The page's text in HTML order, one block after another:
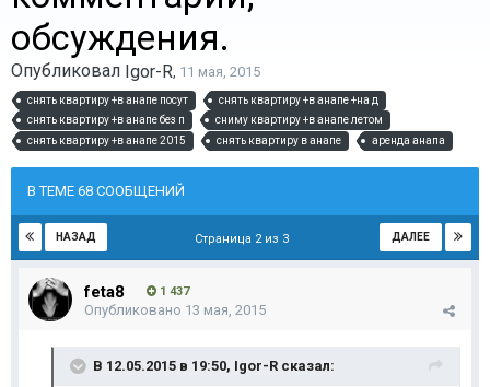
обсуждения.
Опубликовал Igor-R, 11 мая, 2015
снять квартиру +в анапе посут
снять квартиру +в анапе +на д
снять квартиру +в анапе без п
сниму квартиру +в анапе летом
снять квартиру +в анапе 2015
снять квартиру в анапе аренда анапа
В ТЕМЕ 68 СООБЩЕНИЙ
НАЗАД ДАЛЕЕ
Страница 2 из 3
feta8 1 437
Опубликовано 13 мая, 2015
В 12.05.2015 в 19:50, Igor-R сказал: